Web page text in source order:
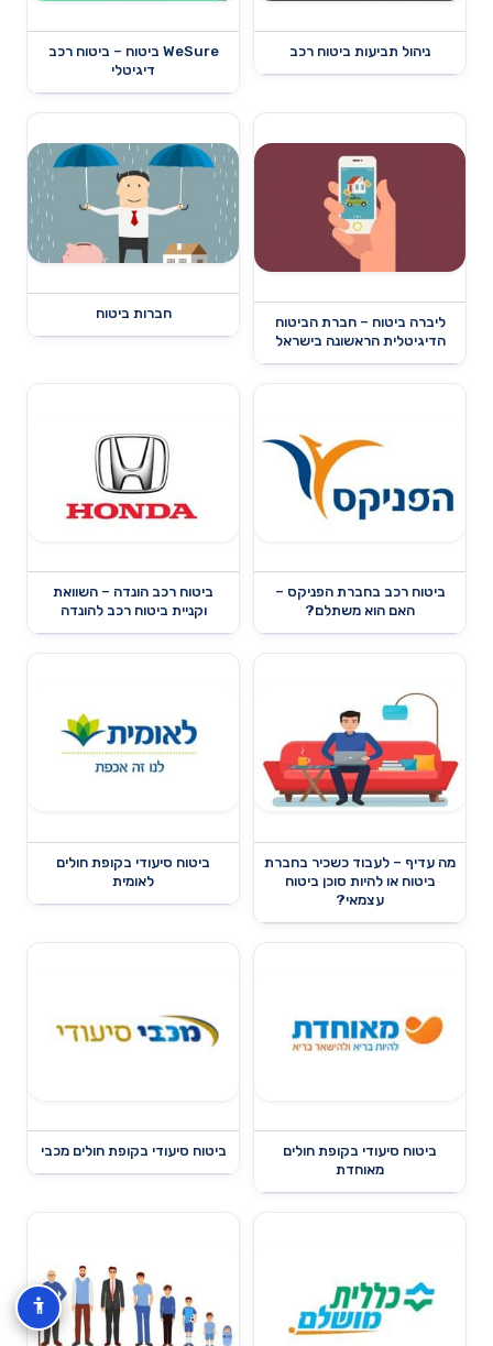
ניהול תביעות ביטוח רכב
WeSure ביטוח – ביטוח רכב
דיגיטלי
ליברה ביטוח – חברת הביטוח
הדיגיטלית הראשונה בישראל
חברות ביטוח
ביטוח רכב בחברת הפניקס –
האם הוא משתלם?
ביטוח רכב הונדה – השוואת
וקניית ביטוח רכב להונדה
מה עדיף – לעבוד כשכיר בחברת
ביטוח או להיות סוכן ביטוח
עצמאי?
ביטוח סיעודי בקופת חולים
לאומית
ביטוח סיעודי בקופת חולים
מאוחדת
ביטוח סיעודי בקופת חולים מכבי